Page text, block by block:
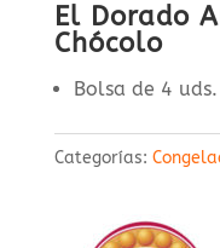
El Dorado
Chócolo
Bolsa de 4
Categorías: